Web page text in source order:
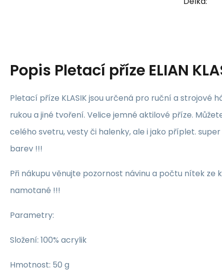
Popis Pletací příze ELIAN
Pletací příze KLASIK jsou určená pro ruční a strojové
rukou a jiné tvoření. Velice jemné aktilové příze.
celého svetru, vesty či halenky, ale i jako příplet.
barev !!!
Při nákupu věnujte pozornost návinu a počtu nítek ze
namotané !!!
Parametry:
Složení: 100% acrylik
Hmotnost: 50 g